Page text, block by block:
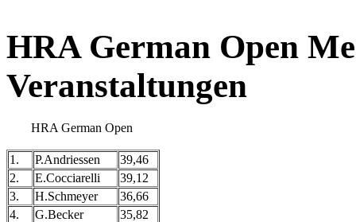
HRA German Open
Veranstaltungen
HRA German Open
1. P.Andriessen
39,46
2.
E.Cocciarelli
39,12
3.
H.Schmeyer
36,66
4.
G.Becker
35,82